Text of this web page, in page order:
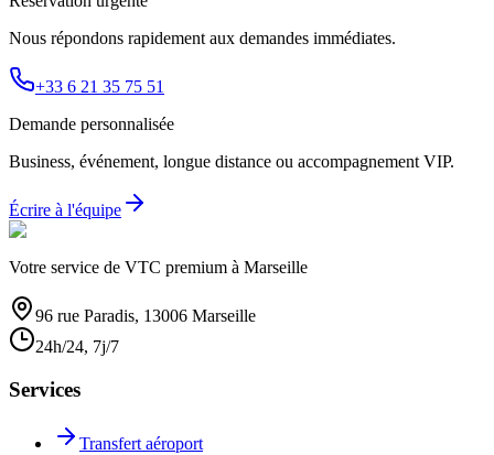
Nous répondons rapidement aux demandes immédiates.
+33 6 21 35 75 51
Demande personnalisée
Business, événement, longue distance ou accompagnement VIP.
Écrire à l'équipe
Votre service de VTC premium à Marseille
96 rue Paradis, 13006 Marseille
24h/24, 7j/7
Services
Transfert aéroport